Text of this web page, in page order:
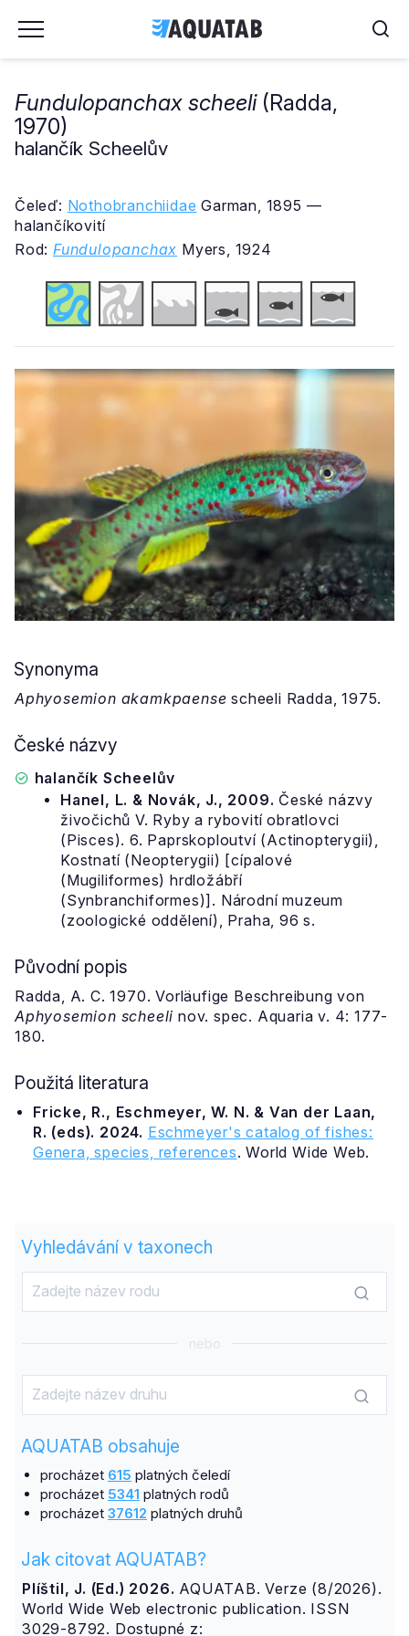
Fundulopanchax scheeli(Radda,
1970)
halančík Scheelův
Čeleď: Nothobranchiidae Garman, 1895 —
halančíkovití
Rod: Fundulopanchax Myers, 1924
Synonyma
Aphyosemion akamkpaense scheeli Radda, 1975.
České názvy
halančík Scheelův
Hanel, L. & Novák, J., 2009. České názvy
živočichů V. Ryby a rybovití obratlovci
(Pisces). 6. Paprskoploutví (Actinopterygii),
Kostnatí (Neopterygii) [cípalové
(Mugiliformes) hrdložábří
(Synbranchiformes)]. Národní muzeum
(zoologické oddělení), Praha, 96 s.
Původní popis
Radda, A. C. 1970. Vorläufige Beschreibung von
Aphyosemion scheeli nov. spec. Aquaria v. 4: 177-
180.
Použitá literatura
Fricke, R., Eschmeyer, W. N. & Van der Laan,
R. (eds). 2024. Eschmeyer's catalog of fishes:
Genera, species, references. World Wide Web.
Vyhledávání v taxonech
nebo
AQUATAB obsahuje
procházet 615 platných čeledí
procházet 5341 platných rodů
procházet 37612 platných druhů
Jak citovat AQUATAB?
Plíštil, J. (Ed.) 2026. AQUATAB. Verze (8/2026).
World Wide Web electronic publication. ISSN
3029-8792. Dostupné z: